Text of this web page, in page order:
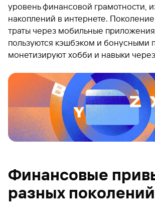
уровень финансовой грамотности,
накоплений в интернете.
траты через мобильные
пользуются кэшбэком и бонусными
монетизируют хобби и навыки
Финансовые
разных поколений